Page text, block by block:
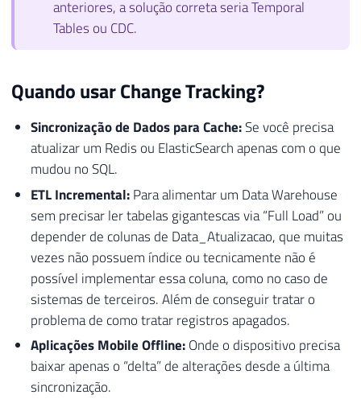
anteriores, a solução correta seria Temporal
Tables ou CDC.
Quando usar Change Tracking?
Sincronização de Dados para Cache:Se você precisa
atualizar um Redis ou ElasticSearch apenas com o que
mudou no SQL.
ETL Incremental:Para alimentar um Data Warehouse
sem precisar ler tabelas gigantescas via “Full Load” ou
depender de colunas de Data_Atualizacao, que muitas
vezes não possuem índice ou tecnicamente não é
possível implementar essa coluna, como no caso de
sistemas de terceiros. Além de conseguir tratar o
problema de como tratar registros apagados.
Aplicações Mobile Offline:Onde o dispositivo precisa
baixar apenas o “delta” de alterações desde a última
sincronização.